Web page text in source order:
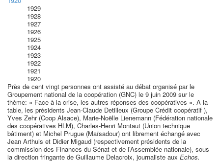
1929
1928
1927
1926
1925
1924
1923
1922
1921
1920
Près de cent vingt personnes ont assisté au débat organisé par le
Groupement national de la coopération (GNC) le 9 juin 2009 sur le
thème: « Face à la crise, les autres réponses des coopératives ». A la
table, les présidents Jean-Claude Detilleux (Groupe Crédit coopératif ),
Yves Zehr (Coop Alsace), Marie-Noëlle Lienemann (Fédération nationale
des coopératives HLM), Charles-Henri Montaut (Union technique
bâtiment) et Michel Prugue (Maïsadour) ont librement échangé avec
Jean Arthuis et Didier Migaud (respectivement présidents de la
commission des Finances du Sénat et de l’Assemblée nationale), sous
la direction fringante de Guillaume Delacroix, journaliste aux Echos.